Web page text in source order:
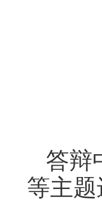
答辩
等主